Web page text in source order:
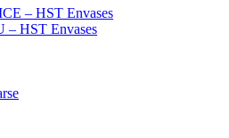
– HST Envases
– HST Envases